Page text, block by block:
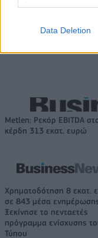
Data Deletion
Νόλεϊ: «Ανυπομονώ να
Metlen: Ρεκόρ EBITDA
κέρδη 313 εκατ. ευρώ
Χρηματοδότηση 8 εκατ.
σε 843 μέσα
Ξεκίνησε το πενταετές
πρόγραμμα ενίσχυσης
Τύπου